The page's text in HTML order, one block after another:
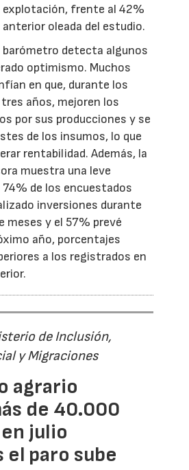
explotación, frente al 42%
oleada del estudio.
detecta algunos
optimismo. Muchos
en que, durante los
años, mejoren los
por sus producciones y se
de los insumos, lo que
rentabilidad. Además, la
muestra una leve
74% de los encuestados
inversiones durante
meses y el 57% prevé
año, porcentajes
a los registrados en
de Inclusión,
y Migraciones
agrario
de 40.000
julio
paro sube